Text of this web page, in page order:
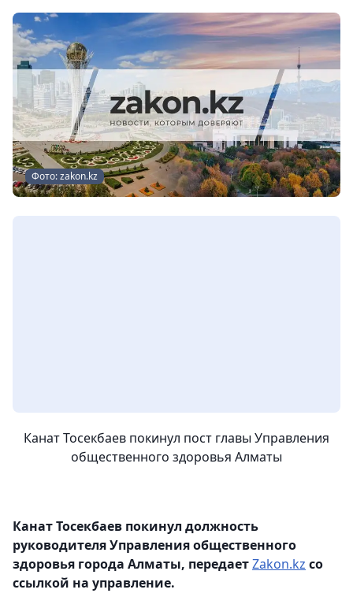
Фото: zakon.kz
Канат Тосекбаев покинул пост главы Управления
общественного здоровья Алматы
Канат Тосекбаев покинул должность
руководителя Управления общественного
здоровья города Алматы, передаетZakon.kz со
ссылкой на управление.